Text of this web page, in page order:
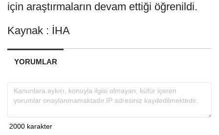
için araştırmaların devam ettiği öğrenildi.
Kaynak : İHA
YORUMLAR